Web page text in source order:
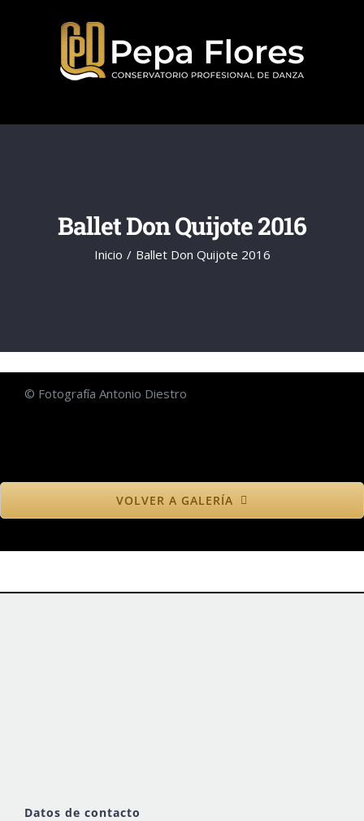
Ballet Don Quijote 2016
Inicio Ballet Don Quijote 2016
© Fotografía Antonio Diestro
VOLVER A GALERÍA
Datos de contacto